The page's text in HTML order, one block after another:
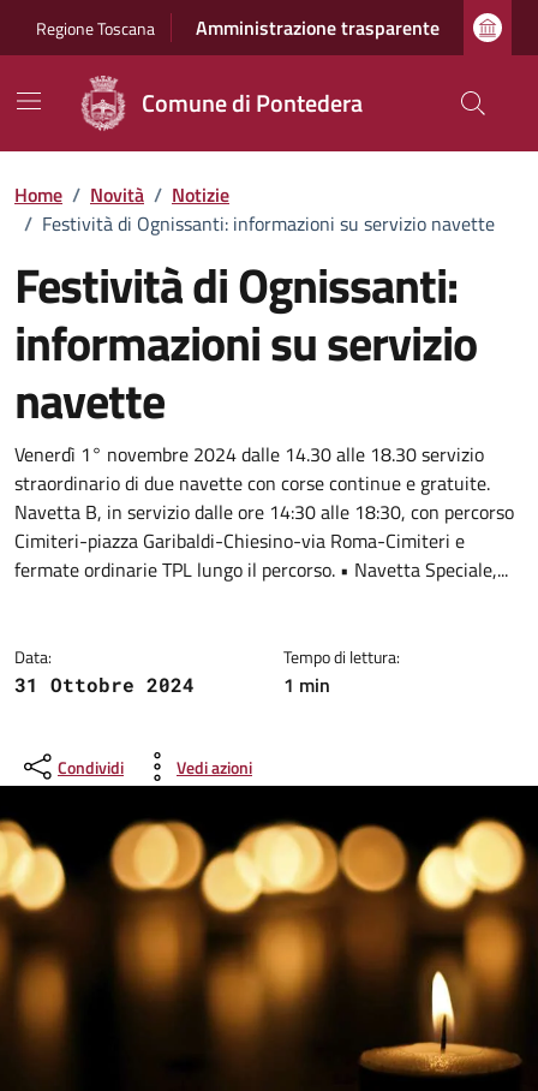
Regione Toscana Amministrazione trasparente
Comune di Pontedera
Home / Novità / Notizie
/ Festività di Ognissanti: informazioni su servizio navette
Festività di Ognissanti:
informazioni su servizio
navette
Dettagli della notizia
Venerdì 1° novembre 2024 dalle 14.30 alle 18.30 servizio
straordinario di due navette con corse continue e gratuite.
Navetta B, in servizio dalle ore 14:30 alle 18:30, con percorso
Cimiteri-piazza Garibaldi-Chiesino-via Roma-Cimiteri e
fermate ordinarie TPL lungo il percorso. • Navetta Speciale,...
Data:
31 Ottobre 2024
Tempo di lettura:
1 min
Condividi Vedi azioni